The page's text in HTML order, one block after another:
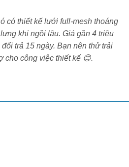
có thiết kế lưới full-mesh thoáng
khi ngồi lâu. Giá gần 4 triệu
trả 15 ngày. Bạn nên thử trải
cho công việc thiết kế 😊.